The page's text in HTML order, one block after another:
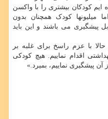
کودکان بیشتری را با واکسن
میلیونها کودک همچنان بدون
پیشگیری می باشند و این باید
با عزم راسخ برای غلبه بر
اقدام نماییم. هیچ کودکی
آن پیشگیری نماییم، بمیرد.»